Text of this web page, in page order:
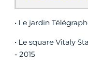
• Le jardin
• Le square Vitaly
- 2015